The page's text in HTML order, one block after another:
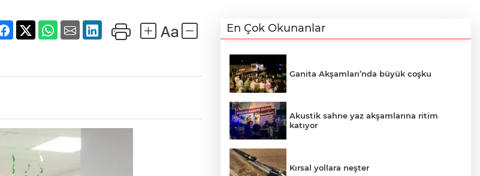
En Çok Okunanlar
Ganita Akşamları’nda büyük coşku
Akustik sahne yaz akşamlarına ritim
katıyor
Kırsal yollara neşter